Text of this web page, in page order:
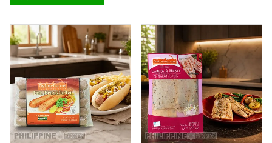
E
F
A
R
M
S
】
個
I
H
E
R
F
A
R
M
S
】
個
ー
ァ
ー
ム
ズ
シ
リ
ン
プ
ポ
ッ
パ
ー
ズ
シ
ュ
リ
ン
プ
ポ
ッ
パ
ー
ズ